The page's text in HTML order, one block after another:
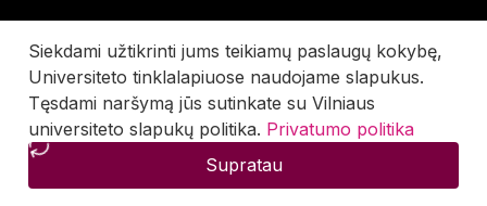
Siekdami užtikrinti jums teikiamų paslaugų kokybę,
Universiteto tinklalapiuose naudojame slapukus.
Tęsdami naršymą jūs sutinkate su Vilniaus
universiteto slapukų politika. Privatumo politika
Supratau